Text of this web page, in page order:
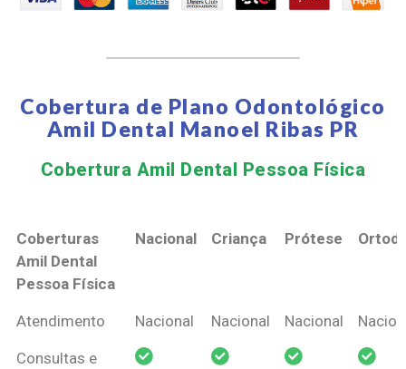
Cobertura de Plano Odontológico
Amil Dental Manoel Ribas PR
Cobertura Amil Dental Pessoa Física​
Coberturas
Amil Dental
Pessoa Física
Nacional Criança Prótese
Coberturas
Pessoa Física
Nacional Criança Prótese
Atendimento Nacional Nacional Nacional
Consultas e